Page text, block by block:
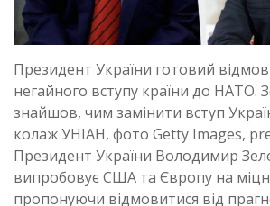
Президент України готовий
негайного вступу країни до НАТО.
знайшов, чим замінити вступ
колаж УНІАН, фото Getty Images,
Президент України Володимир
випробовує США та Європу на
пропонуючи відмовитися від